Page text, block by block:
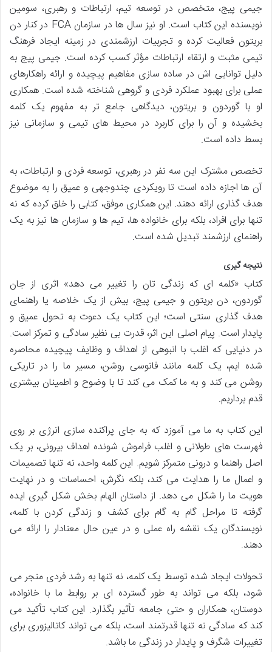
جیمی پیج، متخصص در توسعه تیم، ارتباطات و رهبری، سومین
نویسنده این کتاب است. او نیز سال ها در سازمان FCA در کنار دن
بریتون فعالیت کرده و تجربیات ارزشمندی در زمینه ایجاد فرهنگ
تیمی مثبت و ارتقاء ارتباطات مؤثر کسب کرده است. جیمی پیج به
دلیل توانایی اش در ساده سازی مفاهیم پیچیده و ارائه راهکارهای
عملی برای بهبود عملکرد فردی و گروهی شناخته شده است. همکاری
او با گوردون و بریتون، دیدگاهی جامع تر به مفهوم یک کلمه
بخشیده و آن را برای کاربرد در محیط های تیمی و سازمانی نیز
بسط داده است.
تخصص مشترک این سه نفر در رهبری، توسعه فردی و ارتباطات، به
آن ها اجازه داده است تا رویکردی چندوجهی و عمیق را به موضوع
هدف گذاری ارائه دهند. این همکاری موفق، کتابی را خلق کرده که نه
تنها برای افراد، بلکه برای خانواده ها، تیم ها و سازمان ها نیز به یک
راهنمای ارزشمند تبدیل شده است.
نتیجه گیری
کتاب «کلمه ای که زندگی تان را تغییر می دهد» اثری از جان
گوردون، دن بریتون و جیمی پیج، بیش از یک خلاصه یا راهنمای
هدف گذاری سنتی است؛ این کتاب یک دعوت به تحول عمیق و
پایدار است. پیام اصلی این اثر، قدرت بی نظیر سادگی و تمرکز است.
در دنیایی که اغلب با انبوهی از اهداف و وظایف پیچیده محاصره
شده ایم، یک کلمه مانند فانوسی روشن، مسیر ما را در تاریکی
روشن می کند و به ما کمک می کند تا با وضوح و اطمینان بیشتری
قدم برداریم.
این کتاب به ما می آموزد که به جای پراکنده سازی انرژی بر روی
فهرست های طولانی و اغلب فراموش شونده اهداف بیرونی، بر یک
اصل راهنما و درونی متمرکز شویم. این کلمه واحد، نه تنها تصمیمات
و اعمال ما را هدایت می کند، بلکه نگرش، احساسات و در نهایت
هویت ما را شکل می دهد. از داستان الهام بخش شکل گیری ایده
گرفته تا مراحل گام به گام برای کشف و زندگی کردن با کلمه،
نویسندگان یک نقشه راه عملی و در عین حال معنادار را ارائه می
دهند.
تحولات ایجاد شده توسط یک کلمه، نه تنها به رشد فردی منجر می
شود، بلکه می تواند به طور گسترده ای بر روابط ما با خانواده،
دوستان، همکاران و حتی جامعه تأثیر بگذارد. این کتاب تأکید می
کند که سادگی نه تنها قدرتمند است، بلکه می تواند کاتالیزوری برای
تغییرات شگرف و پایدار در زندگی ما باشد.